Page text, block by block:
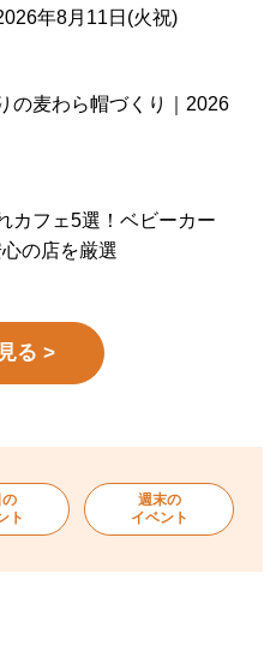
年8月11日(火祝)
の麦わら帽づくり｜2026
カフェ5選！ベビーカー
の店を厳選
る >
ト
週末の
イベント